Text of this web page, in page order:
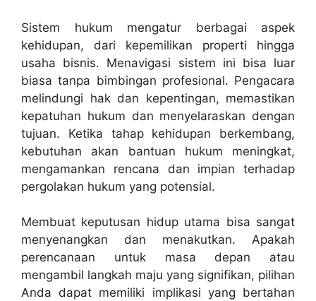
Sistem hukum mengatur berbagai aspek
kehidupan, dari kepemilikan properti hingga
usaha bisnis. Menavigasi sistem ini bisa luar
biasa tanpa bimbingan profesional. Pengacara
melindungi hak dan kepentingan, memastikan
kepatuhan hukum dan menyelaraskan dengan
tujuan. Ketika tahap kehidupan berkembang,
kebutuhan akan bantuan hukum meningkat,
mengamankan rencana dan impian terhadap
pergolakan hukum yang potensial.
Membuat keputusan hidup utama bisa sangat
menyenangkan dan menakutkan. Apakah
perencanaan untuk masa depan atau
mengambil langkah maju yang signifikan, pilihan
Anda dapat memiliki implikasi yang bertahan